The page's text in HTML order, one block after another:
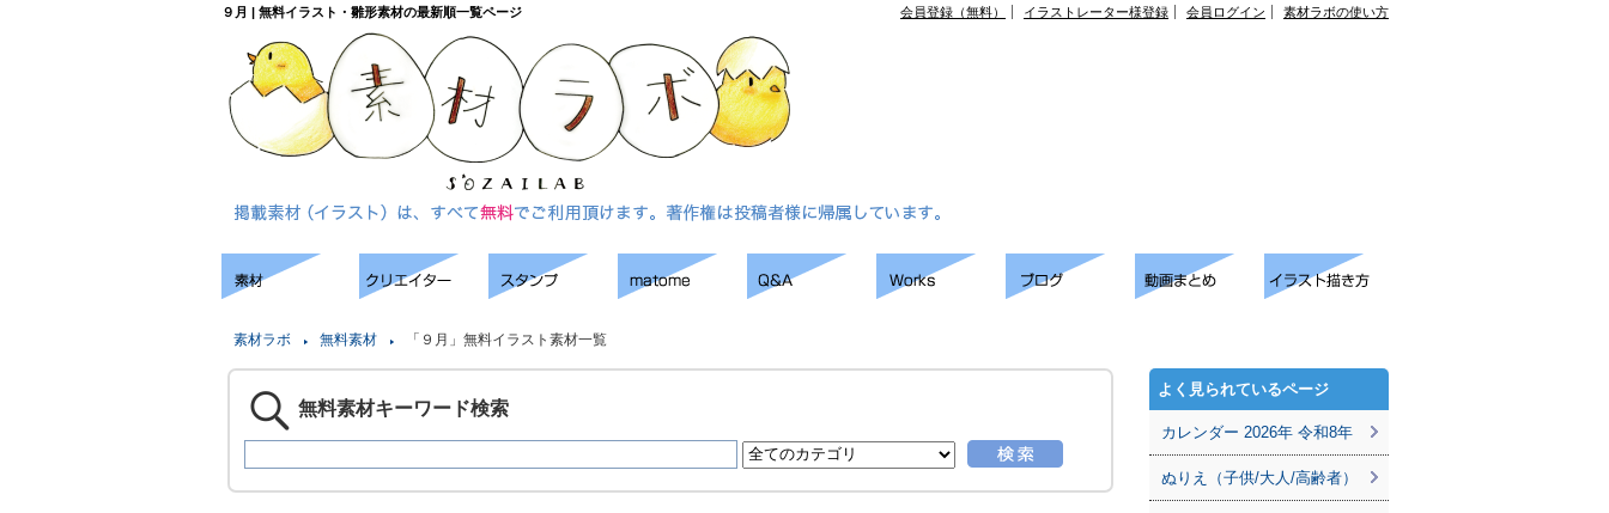
９月 | 無料イラスト・雛形素材の最新順一覧ページ 会員登録（無料） イラストレーター様登録 会員ログイン 素材ラボの使い方
素材ラボ 無料素材 「９月」無料イラスト素材一覧
無料素材キーワード検索
よく見られているページ
カレンダー 2026年 令和8年
ぬりえ（子供/大人/高齢者）